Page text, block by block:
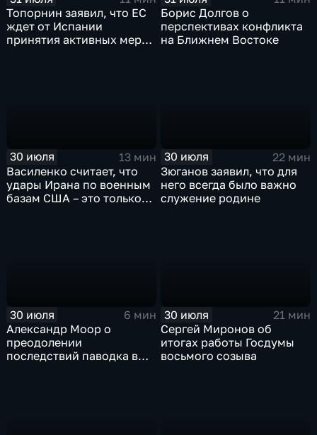
Топорнин заявил, что ЕС
ждет от Испании
принятия активных мер
Борис Долгов о
перспективах конфликта
на Ближнем Востоке
30 июля
13 мин
Василенко считает, что
удары Ирана по военным
базам США – это только
30 июля
22 мин
Зюганов заявил, что для
него всегда было важно
служение родине
30 июля
6 мин
Александр Моор о
преодолении
последствий паводка в
30 июля
21 мин
Сергей Миронов об
итогах работы Госдумы
восьмого созыва